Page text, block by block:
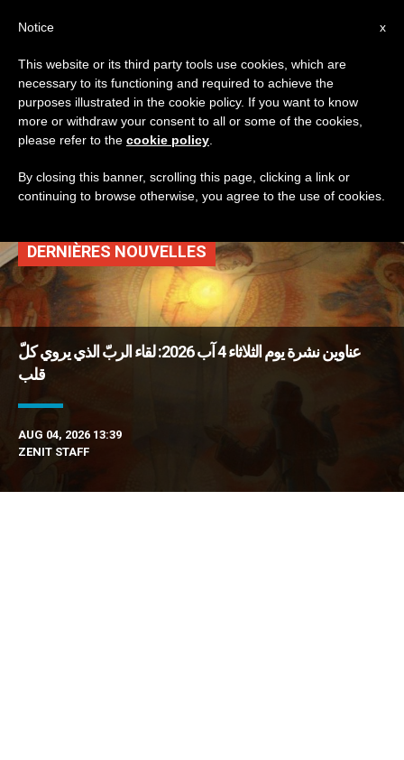
TAG
Posts Tagged
‘مديغوريه’
DERNIÈRES NOUVELLES
عناوين نشرة يوم الثلاثاء 4 آب 2026: لقاء الربّ الذي يروي كلّ
قلب
AUG 04, 2026 13:39
ZENIT STAFF
x
Notice
This website or its third party tools use cookies, which are
necessary to its functioning and required to achieve the
purposes illustrated in the cookie policy. If you want to know
more or withdraw your consent to all or some of the cookies,
please refer to the cookie policy
By closing this banner, scrolling this page, clicking a link or
continuing to browse otherwise, you agree to the use of cookies.